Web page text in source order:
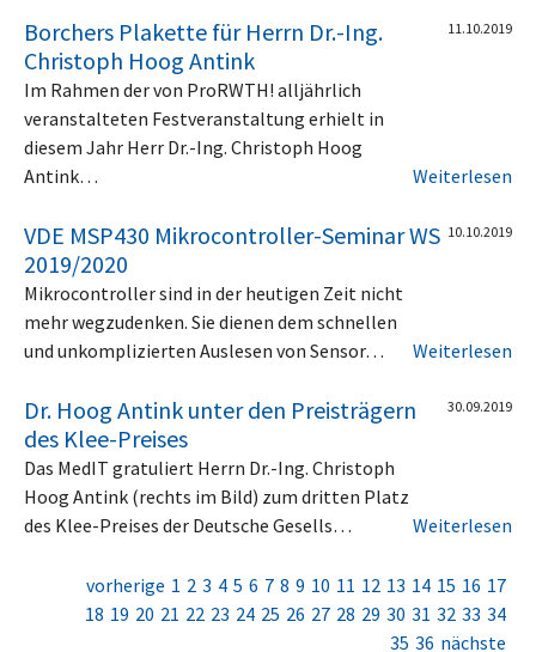
Borchers Plakette für Herrn Dr.-Ing.
Christoph Hoog Antink
11.10.2019
Im Rahmen der von ProRWTH! alljährlich
veranstalteten Festveranstaltung erhielt in
diesem Jahr Herr Dr.-Ing. Christoph Hoog
Antink…
Weiterlesen
VDE MSP430 Mikrocontroller-Seminar WS
2019/2020
10.10.2019
Mikrocontroller sind in der heutigen Zeit nicht
mehr wegzudenken. Sie dienen dem schnellen
und unkomplizierten Auslesen von Sensor…
Weiterlesen
Dr. Hoog Antink unter den Preisträgern
des Klee-Preises
30.09.2019
Das MedIT gratuliert Herrn Dr.-Ing. Christoph
Hoog Antink (rechts im Bild) zum dritten Platz
des Klee-Preises der Deutsche Gesells…
Weiterlesen
vorherige 1 2 3 4 5 6 7 8 9 10 11 12 13 14 15 16 17
18 19 20 21 22 23 24 25 26 27 28 29 30 31 32 33 34
35 36 nächste